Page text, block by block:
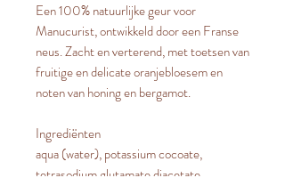
Een 100% natuurlijke geur voor
Manucurist, ontwikkeld door een Franse
neus. Zacht en verterend, met toetsen van
fruitige en delicate oranjebloesem en
noten van honing en bergamot.
Ingrediënten
aqua (water), potassium cocoate,
tetrasodium glutamate diacetate,